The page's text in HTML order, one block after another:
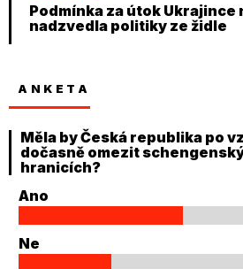
Podmínka za útok Ukrajince
nadzvedla politiky ze židle
ANKETA
Měla by Česká republika po
dočasně omezit
hranicích?
Ano
Ne